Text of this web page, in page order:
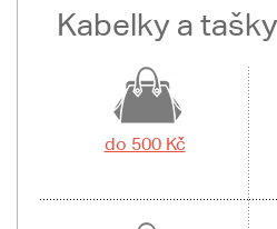
Kabelky a
do 500 Kč